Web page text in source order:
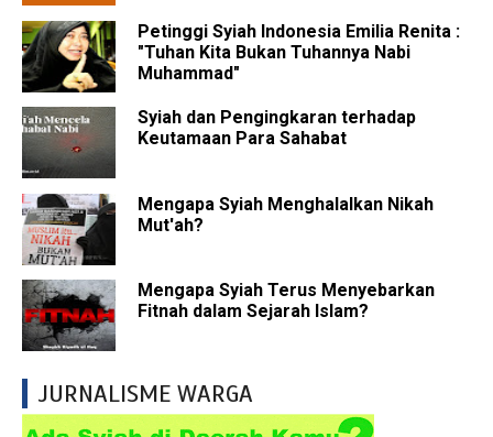
Petinggi Syiah Indonesia Emilia Renita :
"Tuhan Kita Bukan Tuhannya Nabi
Muhammad"
Syiah dan Pengingkaran terhadap
Keutamaan Para Sahabat
Mengapa Syiah Menghalalkan Nikah
Mut'ah?
Mengapa Syiah Terus Menyebarkan
Fitnah dalam Sejarah Islam?
JURNALISME WARGA